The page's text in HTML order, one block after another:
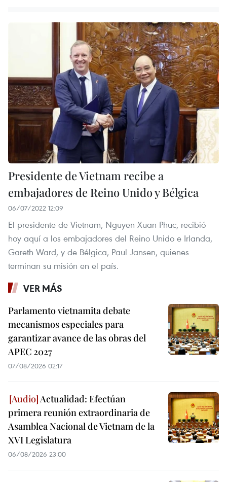
Presidente de Vietnam recibe a
embajadores de Reino Unido y Bélgica
06/07/2022 12:09
El presidente de Vietnam, Nguyen Xuan Phuc, recibió
hoy aquí a los embajadores del Reino Unido e Irlanda,
Gareth Ward, y de Bélgica, Paul Jansen, quienes
terminan su misión en el país.
VER MÁS
Parlamento vietnamita debate
mecanismos especiales para
garantizar avance de las obras del
APEC 2027
07/08/2026 02:17
Actualidad: Efectúan
primera reunión extraordinaria de
Asamblea Nacional de Vietnam de la
XVI Legislatura
06/08/2026 23:00